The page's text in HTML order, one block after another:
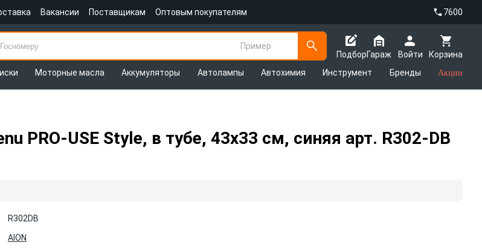
Вакансии Поставщикам Оптовым покупателям 7600
Пример
Подбор
Корзина
Гараж
Войти
Моторные масла Аккумуляторы Автолампы Автохимия Инструмент Бренды Акции
PRO-USE Style, в тубе, 43х33 см, синяя арт. R302-DB
R302DB
AION